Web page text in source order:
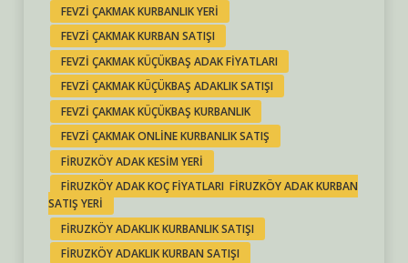
FEVZI ÇAKMAK KURBANLIK YERI
FEVZI ÇAKMAK KURBAN SATIŞI
FEVZI ÇAKMAK KÜÇÜKBAŞ ADAK FIYATLARI
FEVZI ÇAKMAK KÜÇÜKBAŞ ADAKLIK SATIŞI
FEVZI ÇAKMAK KÜÇÜKBAŞ KURBANLIK
FEVZI ÇAKMAK ONLINE KURBANLIK SATIŞ
FIRUZKÖY ADAK KESIM YERI
FIRUZKÖY ADAK KOÇ FIYATLARI FIRUZKÖY ADAK KURBAN
SATIŞ YERI
FIRUZKÖY ADAKLIK KURBANLIK SATIŞI
FIRUZKÖY ADAKLIK KURBAN SATIŞI